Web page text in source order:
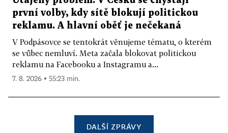
první volby, kdy sítě blokují politickou
reklamu. A hlavní oběť je nečekaná
V Podpásovce se tentokrát věnujeme tématu, o kterém
se vůbec nemluví. Meta začala blokovat politickou
reklamu na Facebooku a Instagramu a...
7. 8. 2026 ▪ 55:23 min.
DALŠÍ ZPRÁVY